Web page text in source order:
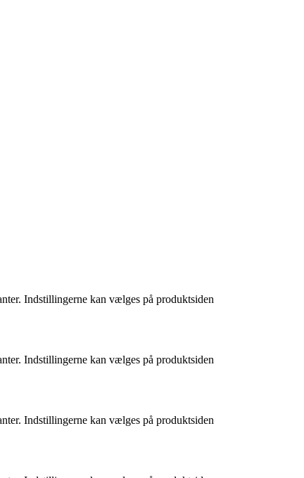
Indstillingerne kan vælges på produktsiden
Indstillingerne kan vælges på produktsiden
Indstillingerne kan vælges på produktsiden